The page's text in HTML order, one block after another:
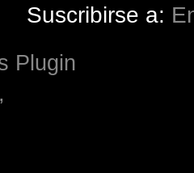
Suscribirse a: